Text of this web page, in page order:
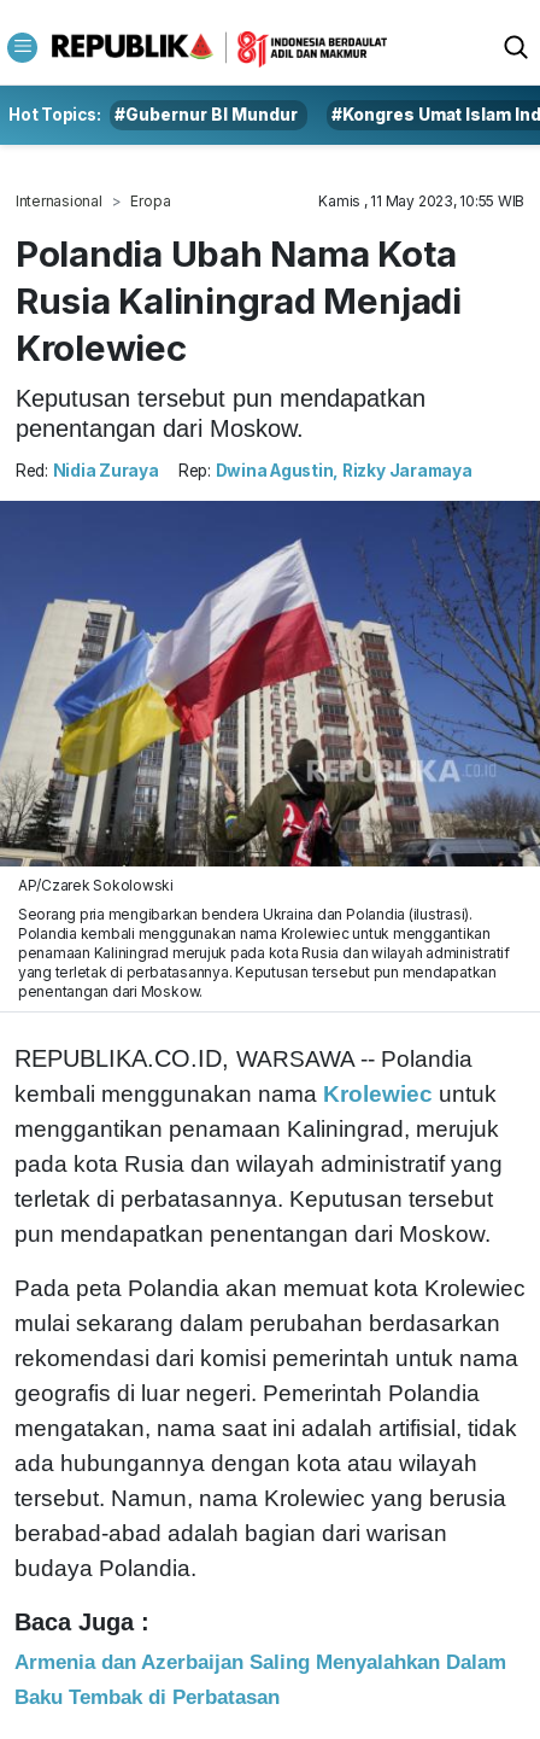
Hot Topics: #Gubernur BI Mundur #Kongres Umat Islam
Internasional Eropa Kamis , 11 May 2023, 10:55 WIB
Polandia Ubah Nama Kota
Rusia Kaliningrad Menjadi
Krolewiec
Keputusan tersebut pun mendapatkan
penentangan dari Moskow.
Red: Nidia Zuraya Rep: Dwina Agustin, Rizky Jaramaya
AP/Czarek Sokolowski
Seorang pria mengibarkan bendera Ukraina dan Polandia (ilustrasi).
Polandia kembali menggunakan nama Krolewiec untuk menggantikan
penamaan Kaliningrad merujuk pada kota Rusia dan wilayah administratif
yang terletak di perbatasannya. Keputusan tersebut pun mendapatkan
penentangan dari Moskow.
REPUBLIKA.CO.ID, WARSAWA -- Polandia
kembali menggunakan nama Krolewiec untuk
menggantikan penamaan Kaliningrad, merujuk
pada kota Rusia dan wilayah administratif yang
terletak di perbatasannya. Keputusan tersebut
pun mendapatkan penentangan dari Moskow.
Pada peta Polandia akan memuat kota Krolewiec
mulai sekarang dalam perubahan berdasarkan
rekomendasi dari komisi pemerintah untuk nama
geografis di luar negeri. Pemerintah Polandia
mengatakan, nama saat ini adalah artifisial, tidak
ada hubungannya dengan kota atau wilayah
tersebut. Namun, nama Krolewiec yang berusia
berabad-abad adalah bagian dari warisan
budaya Polandia.
Baca Juga :
Armenia dan Azerbaijan Saling Menyalahkan Dalam
Baku Tembak di Perbatasan